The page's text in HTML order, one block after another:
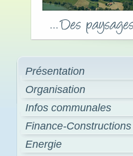
Présentation
Organisation
Infos communales
Finance-Constructions
Energie